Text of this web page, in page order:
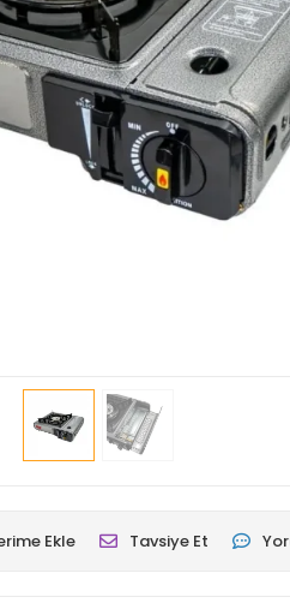
Ekle Tavsiye Et